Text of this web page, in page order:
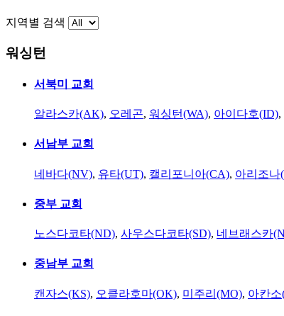
지역별 검색
워싱턴
서북미 교회
알라스카(AK), 오레곤, 워싱턴(WA), 아이다호(ID),
서남부 교회
네바다(NV), 유타(UT), 캘리포니아(CA), 아리조나
중부 교회
노스다코타(ND), 사우스다코타(SD), 네브래스카
중남부 교회
캔자스(KS), 오클라호마(OK), 미주리(MO), 아칸